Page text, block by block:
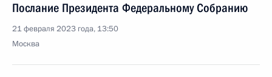
Послание Президента Федеральному Собранию
21 февраля 2023 года, 13:50
Москва